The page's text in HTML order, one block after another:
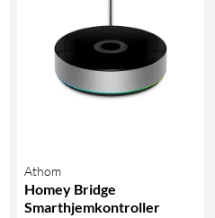
Athom
Homey Bridge
Smarthjemkontroller